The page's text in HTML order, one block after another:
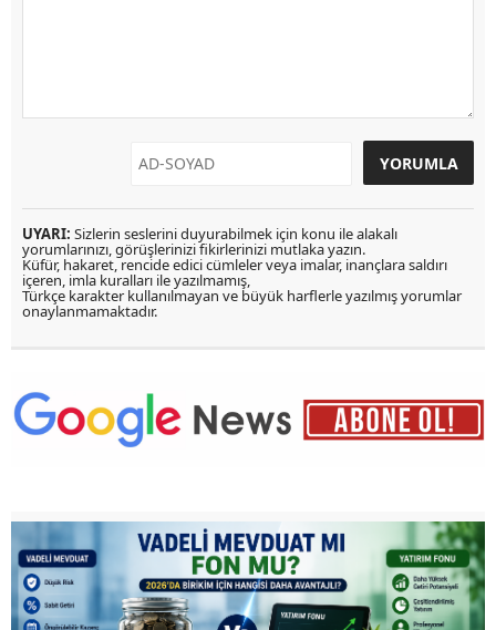
UYARI: Sizlerin seslerini duyurabilmek için konu ile alakalı
yorumlarınızı, görüşlerinizi fikirlerinizi mutlaka yazın.
Küfür, hakaret, rencide edici cümleler veya imalar, inançlara saldırı
içeren, imla kuralları ile yazılmamış,
Türkçe karakter kullanılmayan ve büyük harflerle yazılmış yorumlar
onaylanmamaktadır.